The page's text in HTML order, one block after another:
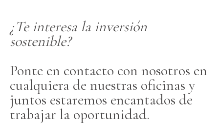
¿Te interesa la inversión
sostenible?
Ponte en contacto con nosotros en
cualquiera de nuestras oficinas y
juntos estaremos encantados de
trabajar la oportunidad.